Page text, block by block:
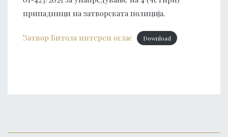
припадници на затворската полиција.
Затвор Битола интерен оглас Download